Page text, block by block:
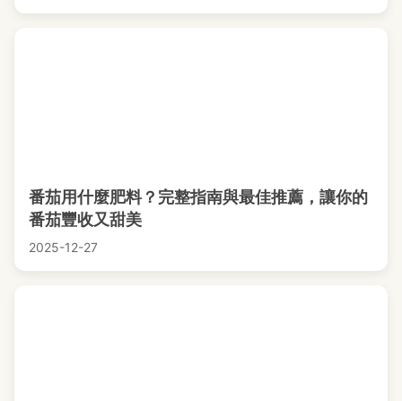
番茄用什麼肥料？完整指南與最佳推薦，讓你的
番茄豐收又甜美
2025-12-27